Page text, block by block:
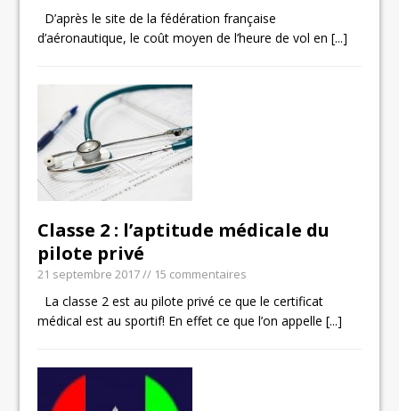
D’après le site de la fédération française
d’aéronautique, le coût moyen de l’heure de vol en[...]
Classe 2 : l’aptitude médicale du
pilote privé
21 septembre 2017// 15 commentaires
La classe 2 est au pilote privé ce que le certificat
médical est au sportif! En effet ce que l’on appelle[...]